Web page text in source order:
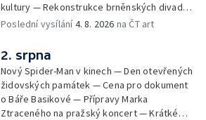
kultury — Rekonstrukce brněnských divadel
— Budoucnost Knihovny Václava Havla —
Kulturní tipy
Poslední vysílání4. 8. 2026 na ČT art
2. srpna
Nový Spider-Man v kinech — Den otevřených
židovských památek — Cena pro dokument
o Báře Basikové — Přípravy Marka
Ztraceného na pražský koncert — Krátké